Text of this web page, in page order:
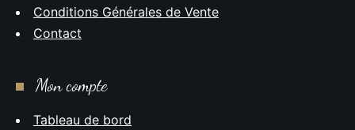
Conditions Générales de Vente
Contact
Mon compte
Tableau de bord